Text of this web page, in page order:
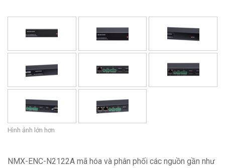
Hình ảnh lớn hơn
NMX-ENC-N2122A mã hóa và phân phối các nguồn gần như